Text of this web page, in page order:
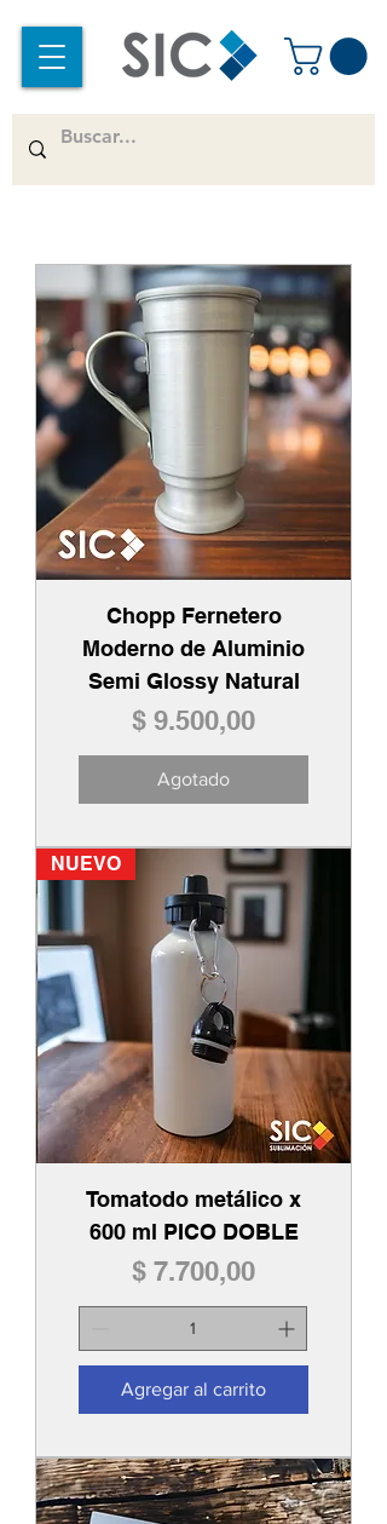
Chopp Fernetero
Moderno de Aluminio
Semi Glossy Natural
Precio
$ 9.500,00
Agotado
NUEVO
Tomatodo metálico x
600 ml PICO DOBLE
Precio
$ 7.700,00
Agregar al carrito